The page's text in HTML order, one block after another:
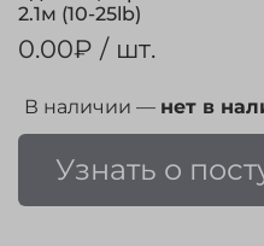
2.1м (10-25lb)
0.00₽ / шт.
В наличии — нет в
Узнать о